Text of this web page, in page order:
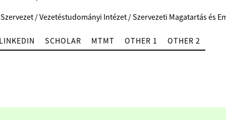
/ Vezetéstudományi Intézet / Szervezeti Magatartás és
LINKEDIN SCHOLAR MTMT OTHER 1 OTHER 2